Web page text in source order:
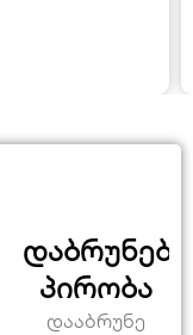
პირობა
დააბრუნე